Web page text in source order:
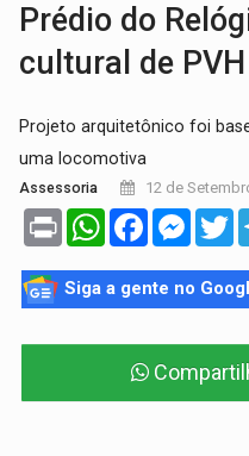
Prédio do
cultural de PVH
Projeto arquitetônico foi
uma locomotiva
Assessoria 12 de
Print WhatsAppFacebook
Siga a gente no